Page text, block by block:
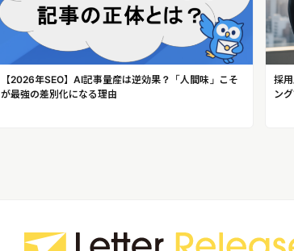
【2026年SEO】AI記事量産は逆効果？「人間味」こそ
が最強の差別化になる理由
採
ン